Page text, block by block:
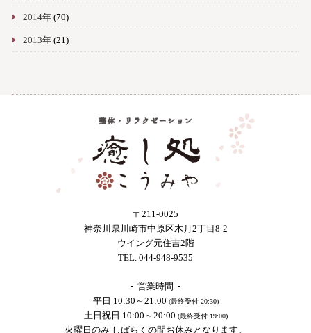
2014年(70)
2013年(21)
〒211-0025
神奈川県川崎市中原区木月2丁目8-2
ウイング元住吉2階
TEL. 044-948-9535
- 営業時間 -
平日 10:30～21:00 (最終受付 20:30)
土日祝日 10:00～20:00 (最終受付 19:00)
火曜日のみ しばらくの間お休みとなります。